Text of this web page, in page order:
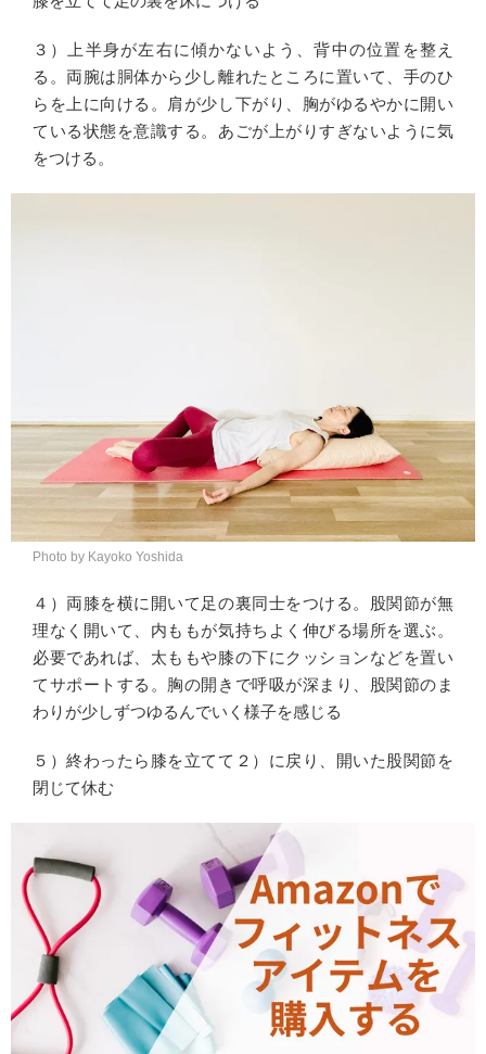
３）上半身が左右に傾かないよう、背中の位置を整え
る。両腕は胴体から少し離れたところに置いて、手のひ
らを上に向ける。肩が少し下がり、胸がゆるやかに開い
ている状態を意識する。あごが上がりすぎないように気
をつける。
Photo by Kayoko Yoshida
４）両膝を横に開いて足の裏同士をつける。股関節が無
理なく開いて、内ももが気持ちよく伸びる場所を選ぶ。
必要であれば、太ももや膝の下にクッションなどを置い
てサポートする。胸の開きで呼吸が深まり、股関節のま
わりが少しずつゆるんでいく様子を感じる
５）終わったら膝を立てて２）に戻り、開いた股関節を
閉じて休む